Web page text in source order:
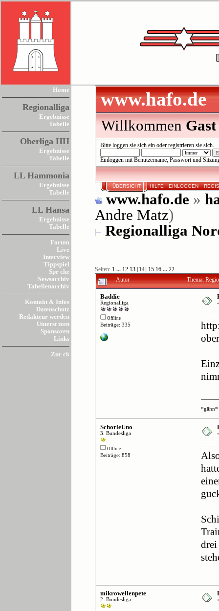
Home
Regionalliga
Ergebnisse
Tabelle
Oberliga HH
Ergebnisse
Tabelle
LL Hammonia
Ergebnisse
Tabelle
LL Hansa
Ergebnisse
Tabelle
Forum
Live
Interview
Tippspiel
Spr che
Newsarchiv
Tabellenarchiv
Kontakt & Infos
Datenschutz
Redakteur werden
Unterst tzen
Sponsoren
Links
Zur ck
www.hafo.de
WillkommenGast
Bitte loggen sie sich einoder registrieren sie sich.
Einloggen mit Benutzername, Passwort und
ÜBERSICHT HILFE EINLOGGEN
www.hafo.de »
Andre Matz)
Regionalliga
Seiten: 1 ... 12 13[14] 15 16 ... 22
Autor Thema:
Baddie
Regionalliga
Offline
Beiträge: 335
*gähn*
SchorleUno
3. Bundesliga
Offline
Beiträge: 858
drei
mikrowellenpete
2. Bundesliga